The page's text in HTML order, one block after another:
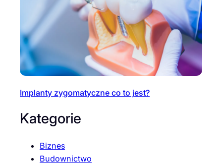
Implanty zygomatyczne co to jest?
Kategorie
Biznes
Budownictwo